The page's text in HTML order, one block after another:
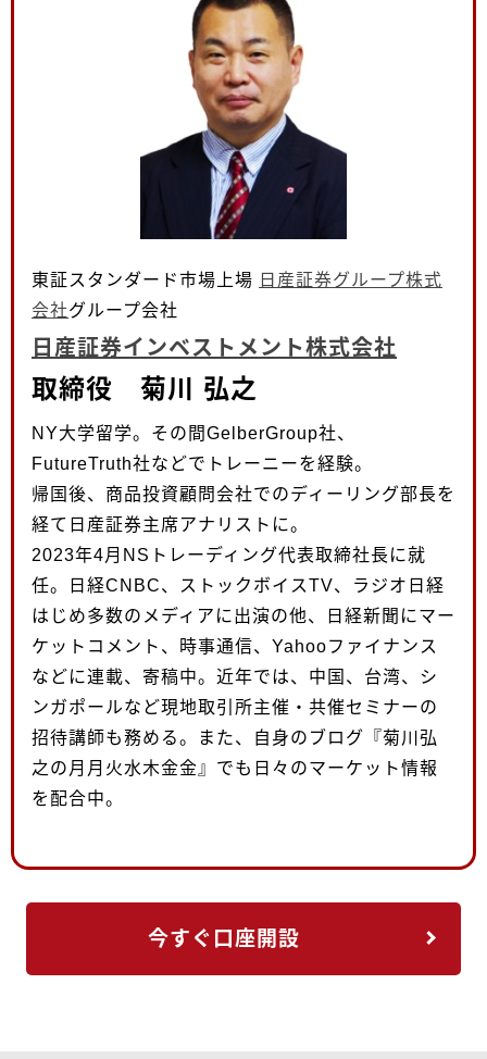
東証スタンダード市場上場 日産証券グループ株式
会社グループ会社
日産証券インベストメント株式会社
取締役 菊川 弘之
NY大学留学。その間GelberGroup社、
FutureTruth社などでトレーニーを経験。
帰国後、商品投資顧問会社でのディーリング部長を
経て日産証券主席アナリストに。
2023年4月NSトレーディング代表取締社長に就
任。日経CNBC、ストックボイスTV、ラジオ日経
はじめ多数のメディアに出演の他、日経新聞にマー
ケットコメント、時事通信、Yahooファイナンス
などに連載、寄稿中。近年では、中国、台湾、シ
ンガポールなど現地取引所主催・共催セミナーの
招待講師も務める。また、自身のブログ『菊川弘
之の月月火水木金金』でも日々のマーケット情報
を配合中。
今すぐ口座開設